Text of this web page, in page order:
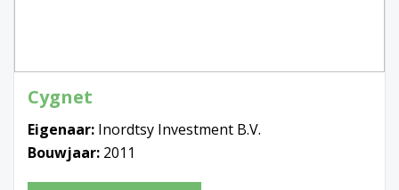
Cygnet
Eigenaar: Inordtsy Investment B.V.
Bouwjaar: 2011